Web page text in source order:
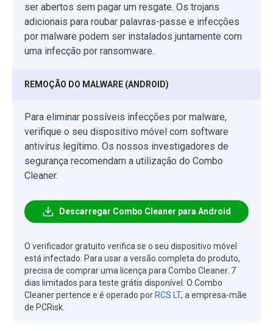
ser abertos sem pagar um resgate. Os trojans
adicionais para roubar palavras-passe e infecções
por malware podem ser instalados juntamente com
uma infecção por ransomware.
REMOÇÃO DO MALWARE (ANDROID)
Para eliminar possíveis infecções por malware,
verifique o seu dispositivo móvel com software
antivírus legítimo. Os nossos investigadores de
segurança recomendam a utilização do Combo
Cleaner.
Descarregar Combo Cleaner para Android
O verificador gratuito verifica se o seu dispositivo móvel
está infectado. Para usar a versão completa do produto,
precisa de comprar uma licença para Combo Cleaner. 7
dias limitados para teste grátis disponível. O Combo
Cleaner pertence e é operado porRCS LT, a empresa-mãe
de PCRisk.